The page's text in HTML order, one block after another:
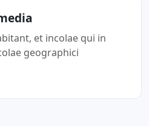
et incolae qui in
geographici